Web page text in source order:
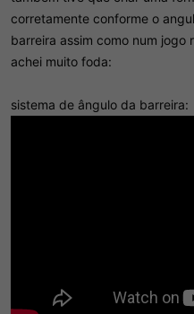
corretamente conforme o
barreira assim como num jogo
achei muito foda:
sistema de ângulo da barreira: